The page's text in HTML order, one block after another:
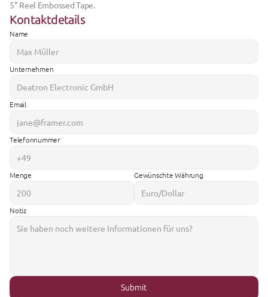
5" Reel Embossed Tape.
Kontaktdetails
Name
Unternehmen
Email
Telefonnummer
Menge Gewünschte Währung
Notiz
Submit